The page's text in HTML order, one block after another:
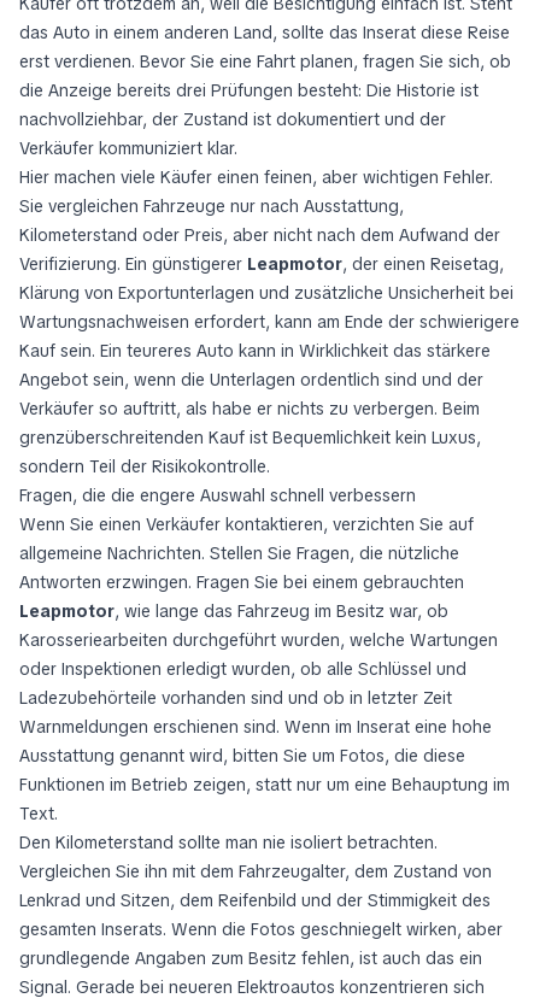
das Auto in einem anderen Land, sollte das Inserat diese Reise
erst verdienen. Bevor Sie eine Fahrt planen, fragen Sie sich, ob
die Anzeige bereits drei Prüfungen besteht: Die Historie ist
nachvollziehbar, der Zustand ist dokumentiert und der
Verkäufer kommuniziert klar.
Hier machen viele Käufer einen feinen, aber wichtigen Fehler.
Sie vergleichen Fahrzeuge nur nach Ausstattung,
Kilometerstand oder Preis, aber nicht nach dem Aufwand der
Verifizierung. Ein günstigerer Leapmotor, der einen Reisetag,
Klärung von Exportunterlagen und zusätzliche Unsicherheit bei
Wartungsnachweisen erfordert, kann am Ende der schwierigere
Kauf sein. Ein teureres Auto kann in Wirklichkeit das stärkere
Angebot sein, wenn die Unterlagen ordentlich sind und der
Verkäufer so auftritt, als habe er nichts zu verbergen. Beim
grenzüberschreitenden Kauf ist Bequemlichkeit kein Luxus,
sondern Teil der Risikokontrolle.
Fragen, die die engere Auswahl schnell verbessern
Wenn Sie einen Verkäufer kontaktieren, verzichten Sie auf
allgemeine Nachrichten. Stellen Sie Fragen, die nützliche
Antworten erzwingen. Fragen Sie bei einem gebrauchten
Leapmotor, wie lange das Fahrzeug im Besitz war, ob
Karosseriearbeiten durchgeführt wurden, welche Wartungen
oder Inspektionen erledigt wurden, ob alle Schlüssel und
Ladezubehörteile vorhanden sind und ob in letzter Zeit
Warnmeldungen erschienen sind. Wenn im Inserat eine hohe
Ausstattung genannt wird, bitten Sie um Fotos, die diese
Funktionen im Betrieb zeigen, statt nur um eine Behauptung im
Text.
Den Kilometerstand sollte man nie isoliert betrachten.
Vergleichen Sie ihn mit dem Fahrzeugalter, dem Zustand von
Lenkrad und Sitzen, dem Reifenbild und der Stimmigkeit des
gesamten Inserats. Wenn die Fotos geschniegelt wirken, aber
grundlegende Angaben zum Besitz fehlen, ist auch das ein
Signal. Gerade bei neueren Elektroautos konzentrieren sich